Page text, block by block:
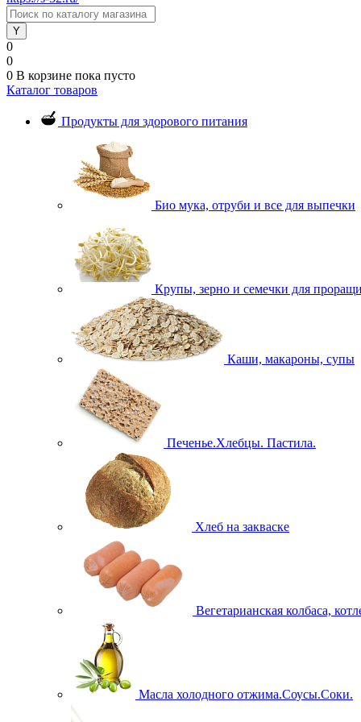
0
0
0 В корзине пока пусто
Каталог товаров
Продукты для здорового питания
Био мука, отруби и все для выпечки
Крупы, зерно и семечки для
Каши, макароны, супы
Печенье.Хлебцы. Пастила.
Хлеб на закваске
Вегетарианская колбаса,
Масла холодного отжима.Соусы.Соки.